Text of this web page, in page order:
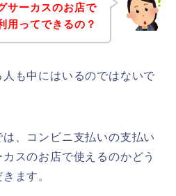
サーカスのお店で
用ってできるの？
も中にはいるのではないで
、コンビニ支払いの支払い
スのお店で使えるのかどう
ます。